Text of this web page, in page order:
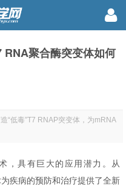
聚合酶突变体如何
“低毒”T7 RNAP突变体，为mRNA
，具有巨大的应用潜力。从
疾病的预防和治疗提供了全新